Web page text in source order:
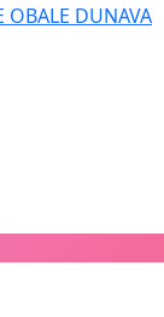
OBALE DUNAVA